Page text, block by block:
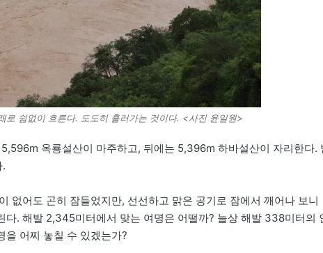
로 쉼없이 흐른다. 도도히 흘러가는 것이다. <사진 윤일원>
옥룡설산이 마주하고, 뒤에는 5,396m 하바설산이 자리한다.
없어도 곤히 잠들었지만, 선선하고 맑은 공기로 잠에서 깨어나 보니
다. 해발 2,345미터에서 맞는 여명은 어떨까? 늘상 해발 338미터의
을 어찌 놓칠 수 있겠는가?